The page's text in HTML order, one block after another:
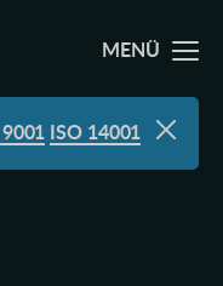
9001 ISO 14001